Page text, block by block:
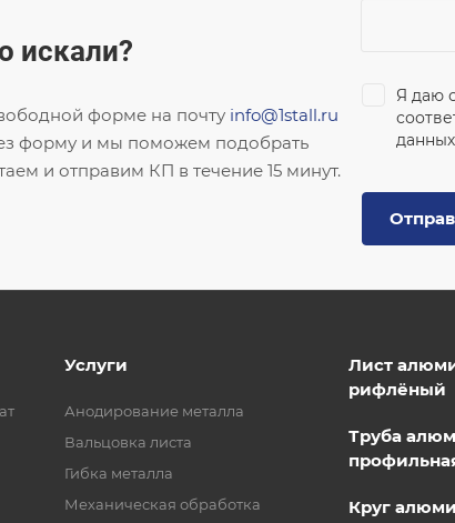
искали?
форме на почту info@1stall.ru
форму и мы поможем подобрать
и отправим КП в течение 15 минут.
Я даю
данных
Услуги
Анодирование металла
Вальцовка листа
Гибка металла
Механическая обработка
Лист
рифлёный
Труба
Круг